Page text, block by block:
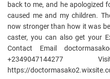
back to me, and he apologized
caused me and my children.
now stronger than how it was
caster, you can also get your
Contact Email
https://